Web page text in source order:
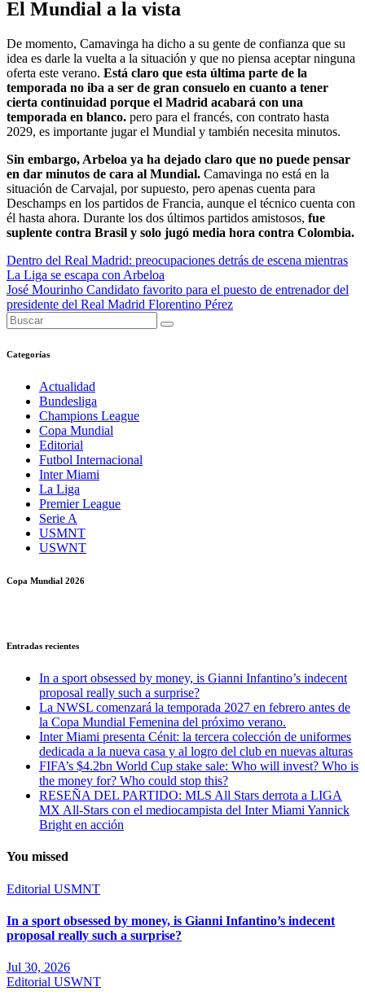
El Mundial a la vista
De momento, Camavinga ha dicho a su gente de confianza que su
idea es darle la vuelta a la situación y que no piensa aceptar ninguna
oferta este verano. Está claro que esta última parte de la
temporada no iba a ser de gran consuelo en cuanto a tener
cierta continuidad porque el Madrid acabará con una
temporada en blanco. pero para el francés, con contrato hasta
2029, es importante jugar el Mundial y también necesita minutos.
Sin embargo, Arbeloa ya ha dejado claro que no puede pensar
en dar minutos de cara al Mundial. Camavinga no está en la
situación de Carvajal, por supuesto, pero apenas cuenta para
Deschamps en los partidos de Francia, aunque el técnico cuenta con
él hasta ahora. Durante los dos últimos partidos amistosos, fue
suplente contra Brasil y solo jugó media hora contra Colombia.
Navegación
de
entradas
Dentro del Real Madrid: preocupaciones detrás de escena mientras
La Liga se escapa con Arbeloa
José Mourinho Candidato favorito para el puesto de entrenador del
presidente del Real Madrid Florentino Pérez
Categorías
Actualidad
Bundesliga
Champions League
Copa Mundial
Editorial
Futbol Internacional
Inter Miami
La Liga
Premier League
Serie A
USMNT
USWNT
Copa Mundial 2026
Entradas recientes
In a sport obsessed by money, is Gianni Infantino’s indecent
proposal really such a surprise?
La NWSL comenzará la temporada 2027 en febrero antes de
la Copa Mundial Femenina del próximo verano.
Inter Miami presenta Cénit: la tercera colección de uniformes
dedicada a la nueva casa y al logro del club en nuevas alturas
FIFA’s $4.2bn World Cup stake sale: Who will invest? Who is
the money for? Who could stop this?
RESEÑA DEL PARTIDO: MLS All Stars derrota a LIGA
MX All-Stars con el mediocampista del Inter Miami Yannick
Bright en acción
You missed
Editorial USMNT
In a sport obsessed by money, is Gianni Infantino’s indecent
proposal really such a surprise?
Jul 30, 2026
Editorial USWNT